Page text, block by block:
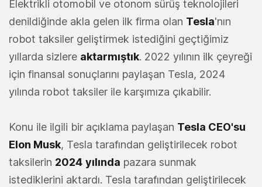
Elektrikli otomobil ve otonom sürüş teknolojileri
denildiğinde akla gelen ilk firma olan Tesla'nın
robot taksiler geliştirmek istediğini geçtiğimiz
yıllarda sizlere aktarmıştık. 2022 yılının ilk çeyreği
için finansal sonuçlarını paylaşan Tesla, 2024
yılında robot taksiler ile karşımıza çıkabilir.
Konu ile ilgili bir açıklama paylaşan Tesla CEO'su
Elon Musk, Tesla tarafından geliştirilecek robot
taksilerin 2024 yılında pazara sunmak
istediklerini aktardı. Tesla tarafından geliştirilecek